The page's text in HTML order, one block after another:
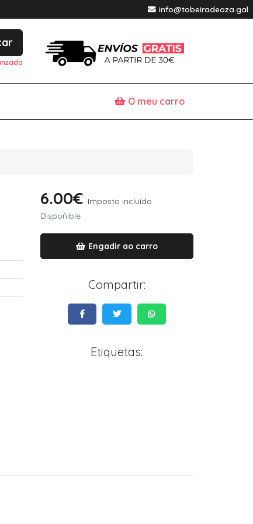
info@tobeiradeoza.gal
O meu carro
6.00€ Imposto incluído
Dispoñible
Engadir ao carro
Compartir:
Etiquetas: